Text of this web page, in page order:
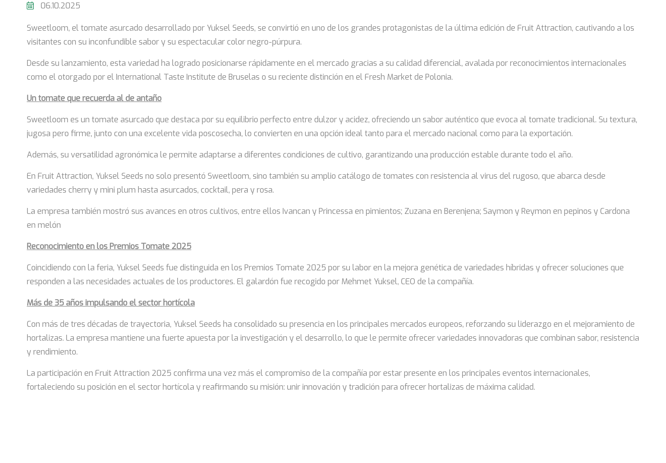
06.10.2025
Sweetloom, el tomate asurcado desarrollado por Yuksel Seeds, se convirtió en uno de los grandes protagonistas de la última edición de Fruit Attraction, cautivando a los
visitantes con su inconfundible sabor y su espectacular color negro-púrpura.
Desde su lanzamiento, esta variedad ha logrado posicionarse rápidamente en el mercado gracias a su calidad diferencial, avalada por reconocimientos internacionales
como el otorgado por el International Taste Institute de Bruselas o su reciente distinción en el Fresh Market de Polonia.
Un tomate que recuerda al de antaño
Sweetloom es un tomate asurcado que destaca por su equilibrio perfecto entre dulzor y acidez, ofreciendo un sabor auténtico que evoca al tomate tradicional. Su textura,
jugosa pero firme, junto con una excelente vida poscosecha, lo convierten en una opción ideal tanto para el mercado nacional como para la exportación.
Además, su versatilidad agronómica le permite adaptarse a diferentes condiciones de cultivo, garantizando una producción estable durante todo el año.
En Fruit Attraction, Yuksel Seeds no solo presentó Sweetloom, sino también su amplio catálogo de tomates con resistencia al virus del rugoso, que abarca desde
variedades cherry y mini plum hasta asurcados, cocktail, pera y rosa.
La empresa también mostró sus avances en otros cultivos, entre ellos Ivancan y Princessa en pimientos; Zuzana en Berenjena; Saymon y Reymon en pepinos y Cardona
en melón
Reconocimiento en los Premios Tomate 2025
Coincidiendo con la feria, Yuksel Seeds fue distinguida en los Premios Tomate 2025 por su labor en la mejora genética de variedades híbridas y ofrecer soluciones que
responden a las necesidades actuales de los productores. El galardón fue recogido por Mehmet Yuksel, CEO de la compañía.
Más de 35 años impulsando el sector hortícola
Con más de tres décadas de trayectoria, Yuksel Seeds ha consolidado su presencia en los principales mercados europeos, reforzando su liderazgo en el mejoramiento de
hortalizas. La empresa mantiene una fuerte apuesta por la investigación y el desarrollo, lo que le permite ofrecer variedades innovadoras que combinan sabor, resistencia
y rendimiento.
La participación en Fruit Attraction 2025 confirma una vez más el compromiso de la compañía por estar presente en los principales eventos internacionales,
fortaleciendo su posición en el sector hortícola y reafirmando su misión: unir innovación y tradición para ofrecer hortalizas de máxima calidad.